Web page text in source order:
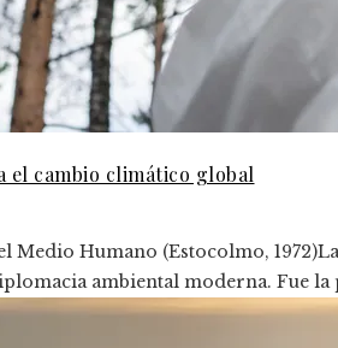
el cambio climático global
Medio Humano (Estocolmo,
ambiental moderna. Fue la